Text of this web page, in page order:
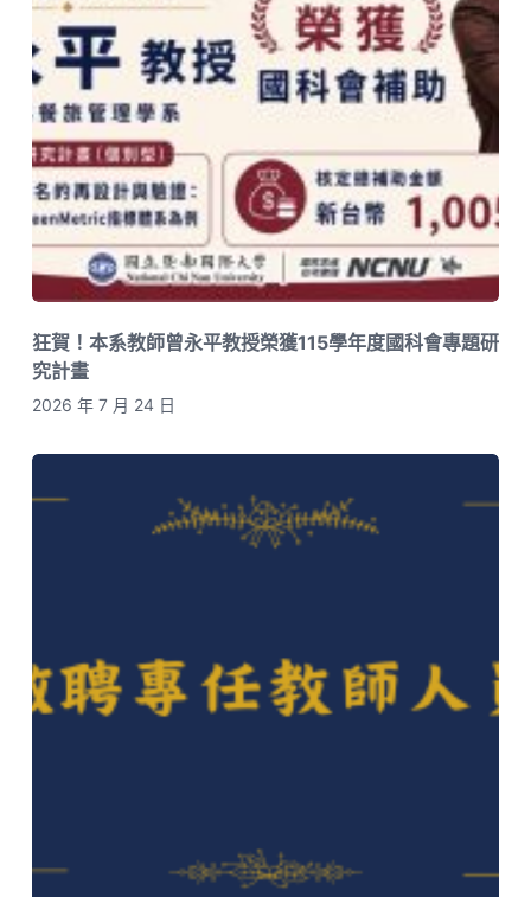
狂賀！本系教師曾永平教授榮獲115學年度國科會專題研
究計畫
2026 年 7 月 24 日